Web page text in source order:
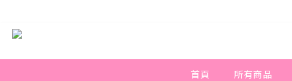
首頁 所有商品